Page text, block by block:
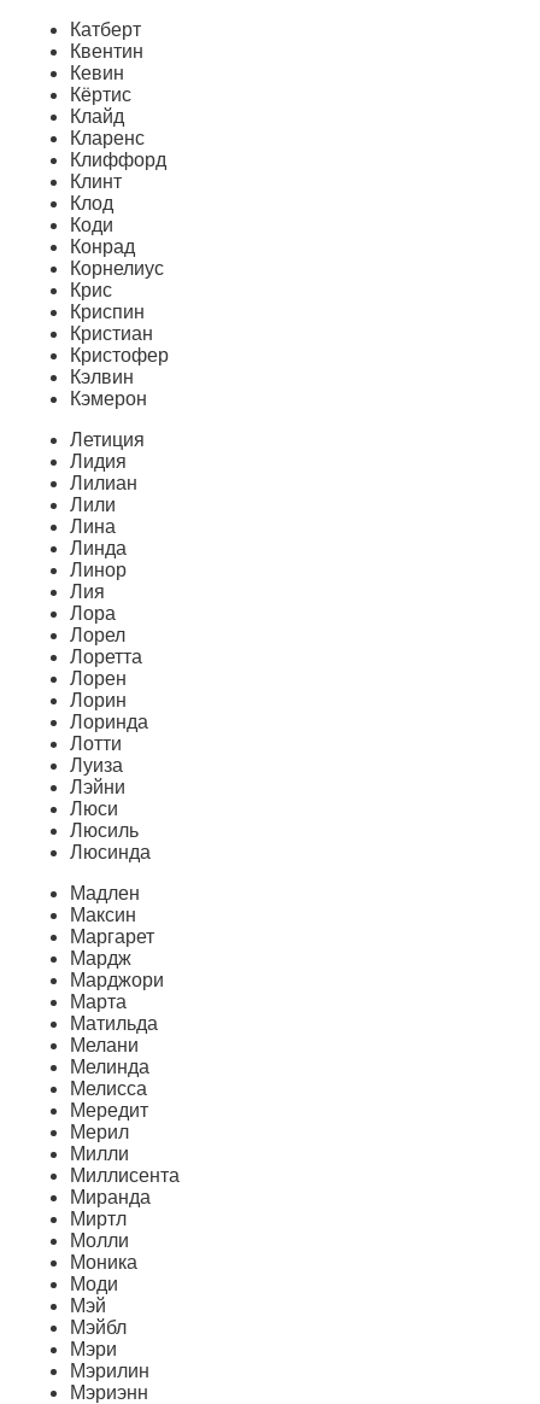
Катберт
Квентин
Кевин
Кёртис
Клайд
Кларенс
Клиффорд
Клинт
Клод
Коди
Конрад
Корнелиус
Крис
Криспин
Кристиан
Кристофер
Кэлвин
Кэмерон
Летиция
Лидия
Лилиан
Лили
Лина
Линда
Линор
Лия
Лора
Лорел
Лоретта
Лорен
Лорин
Лоринда
Лотти
Луиза
Лэйни
Люси
Люсиль
Люсинда
Мадлен
Максин
Маргарет
Мардж
Марджори
Марта
Матильда
Мелани
Мелинда
Мелисса
Мередит
Мерил
Милли
Миллисента
Миранда
Миртл
Молли
Моника
Моди
Мэй
Мэйбл
Мэри
Мэрилин
Мэриэнн